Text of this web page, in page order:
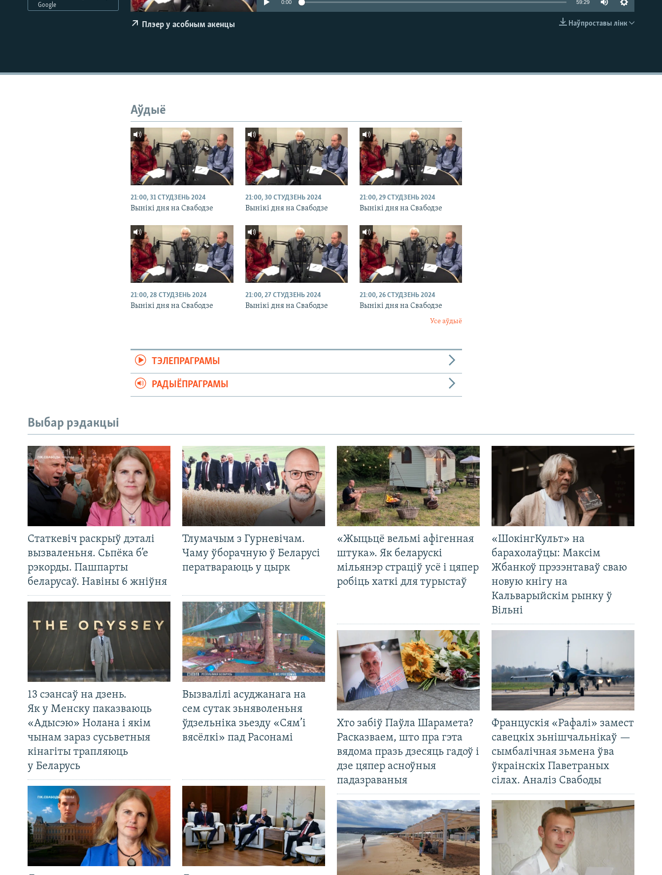
0:00 59:29
Наўпроставы лінк
Плэер у асобным акенцы
Google
Аўдыё
21:00, 31 СТУДЗЕНЬ 2024
Вынікі дня на Свабодзе
21:00, 30 СТУДЗЕНЬ 2024
Вынікі дня на Свабодзе
21:00, 29 СТУДЗЕНЬ 2024
Вынікі дня на Свабодзе
21:00, 28 СТУДЗЕНЬ 2024
Вынікі дня на Свабодзе
21:00, 27 СТУДЗЕНЬ 2024
Вынікі дня на Свабодзе
21:00, 26 СТУДЗЕНЬ 2024
Вынікі дня на Свабодзе
Усе аўдыё
ТЭЛЕПРАГРАМЫ
РАДЫЁПРАГРАМЫ
Выбар рэдакцыі
Статкевіч раскрыў дэталі
вызваленьня. Сьпёка б’е
рэкорды. Пашпарты
беларусаў. Навіны 6 жніўня
Тлумачым з Гурневічам.
Чаму ўборачную ў Беларусі
ператвараюць у цырк
13 сэансаў на дзень.
Як у Менску паказваюць
«Адысэю» Нолана і якім
чынам зараз сусьветныя
кінагіты трапляюць
у Беларусь
Вызвалілі асуджанага на
сем сутак зьняволеньня
ўдзельніка зьезду «Сям’і
вясёлкі» пад Расонамі
«Жыцьцё вельмі афігенная
штука». Як беларускі
мільянэр страціў усё і цяпер
робіць хаткі для турыстаў
«ШокінгКульт» на
барахолаўцы: Максім
Жбанкоў прэзэнтаваў сваю
новую кнігу на
Кальварыйскім рынку ў
Вільні
Хто забіў Паўла Шарамета?
Расказваем, што пра гэта
вядома празь дзесяць гадоў і
дзе цяпер асноўныя
падазраваныя
Францускія «Рафалі» замест
савецкіх зьнішчальнікаў —
сымбалічная зьмена ўва
ўкраінскіх Паветраных
сілах. Аналіз Свабоды